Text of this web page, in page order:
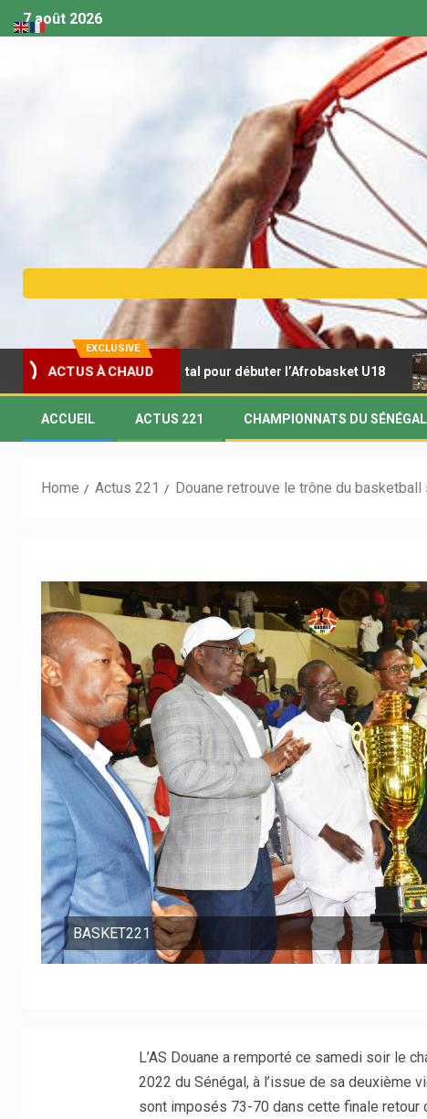
7 août 2026
EXCLUSIVE
ACTUS À CHAUD
s’offrent un récital pour débuter l’Afrobasket U18
ACCUEIL ACTUS 221 CHAMPIONNATS DU SÉNÉGAL
Home Actus 221 Douane retrouve le trône du
BASKET221
L’AS Douane a remporté ce samedi soir le
2022 du Sénégal, à l’issue de sa
sont imposés 73-70 dans cette finale retour